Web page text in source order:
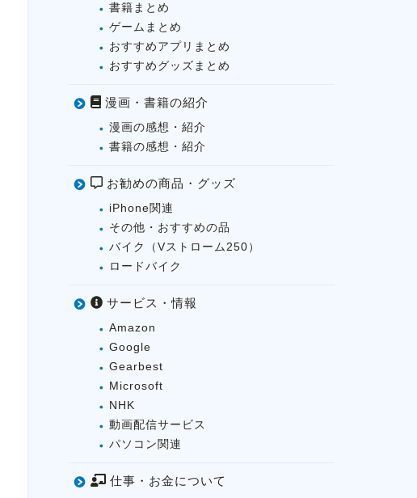
書籍まとめ
ゲームまとめ
おすすめアプリまとめ
おすすめグッズまとめ
漫画・書籍の紹介
漫画の感想・紹介
書籍の感想・紹介
お勧めの商品・グッズ
iPhone関連
その他・おすすめの品
バイク（Vストローム250）
ロードバイク
サービス・情報
Amazon
Google
Gearbest
Microsoft
NHK
動画配信サービス
パソコン関連
仕事・お金について